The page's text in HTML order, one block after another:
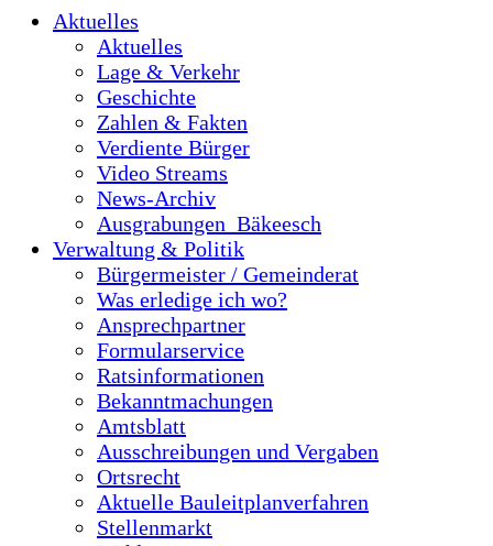
Aktuelles
Aktuelles
Lage & Verkehr
Geschichte
Zahlen & Fakten
Verdiente Bürger
Video Streams
News-Archiv
Ausgrabungen_Bäkeesch
Verwaltung & Politik
Bürgermeister / Gemeinderat
Was erledige ich wo?
Ansprechpartner
Formularservice
Ratsinformationen
Bekanntmachungen
Amtsblatt
Ausschreibungen und Vergaben
Ortsrecht
Aktuelle Bauleitplanverfahren
Stellenmarkt